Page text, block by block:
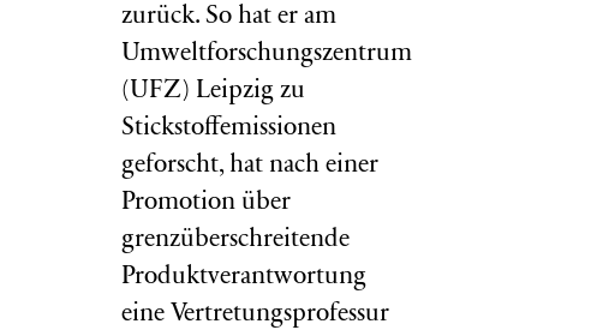
zurück. So hat er am
Umweltforschungszentrum
(UFZ) Leipzig zu
Stickstoffemissionen
geforscht, hat nach einer
Promotion über
grenzüberschreitende
Produktverantwortung
eine Vertretungsprofessur